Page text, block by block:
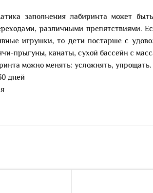
заполнения лабиринта может
различными препятствиями.
игрушки, то дети постарше с
прыгуны, канаты, сухой бассейн с
можно менять: усложнять, упрощать.
дней